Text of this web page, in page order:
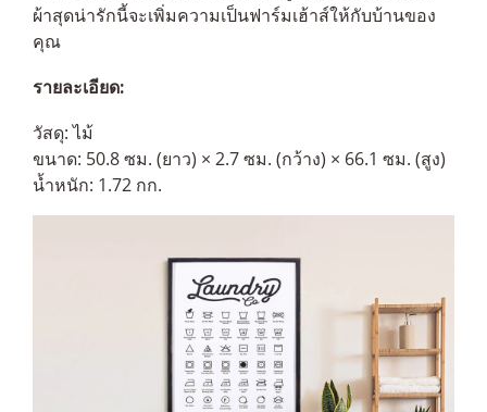
ผ้าสุดน่ารักนี้จะเพิ่มความเป็นฟาร์มเฮ้าส์ให้กับบ้านของ
คุณ
รายละเอียด:
วัสดุ: ไม้
ขนาด: 50.8 ซม. (ยาว) × 2.7 ซม. (กว้าง) × 66.1 ซม. (สูง)
น้ำหนัก: 1.72 กก.